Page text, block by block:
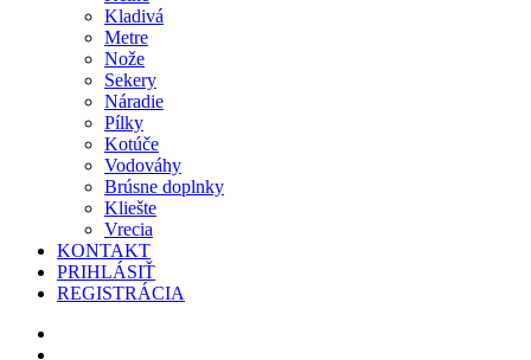
Kladivá
Metre
Nože
Sekery
Náradie
Pílky
Kotúče
Vodováhy
Brúsne doplnky
Kliešte
Vrecia
KONTAKT
PRIHLÁSIŤ
REGISTRÁCIA